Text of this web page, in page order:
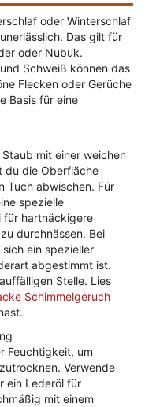
oder Winterschlaf
Das gilt für
oder Nubuk.
Schweiß können das
Flecken oder Gerüche
Basis für eine
mit einer weichen
du die Oberfläche
Tuch abwischen. Für
spezielle
für hartnäckigere
durchnässen. Bei
ein spezieller
abgestimmt ist.
Stelle. Lies
Schimmelgeruch
Feuchtigkeit, um
Verwende
ein Lederöl für
mit einem